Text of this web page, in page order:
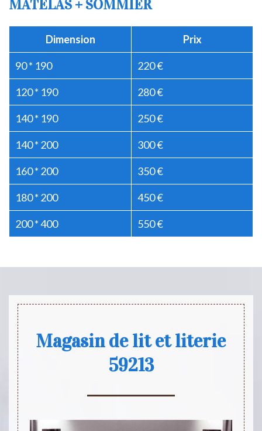
MATELAS + SOMMIER
Dimension Prix
90 * 190 220 €
120 * 190 280 €
140 * 190 250 €
140 * 200 300 €
160 * 200 350 €
180 * 200 450 €
200 * 400 550 €
Magasin de lit et literie
59213